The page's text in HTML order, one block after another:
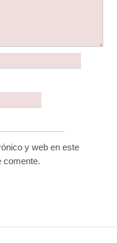
y web en este
comente.